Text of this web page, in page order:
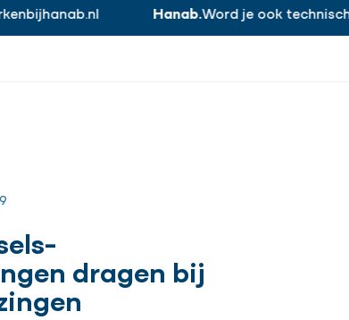
Hanab.Word je ook technisch de
dragen bij